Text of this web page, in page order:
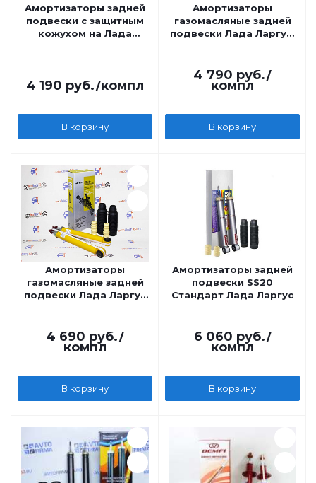
Амортизаторы задней
подвески с защитным
кожухом на Лада
4 190 руб./компл
В корзину
Амортизаторы
газомасляные задней
подвески Лада Ларгус,
отбойниками
4 790 руб./
компл
В корзину
Амортизаторы
газомасляные задней
подвески Лада Ларгус
пыльниками
4 690 руб./
компл
В корзину
Амортизаторы задней
подвески SS20
Стандарт Лада Ларгус
6 060 руб./
компл
В корзину